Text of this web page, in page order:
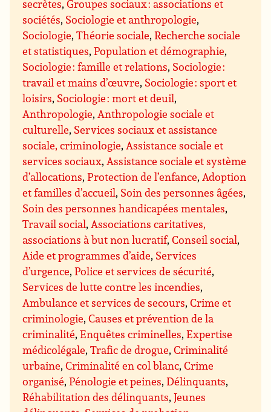
secrètes,Groupes sociaux : associations et
sociétés, Sociologie et anthropologie,
Sociologie,Théorie sociale,Recherche sociale
et statistiques,Population et démographie,
Sociologie : famille et relations, Sociologie :
travail et mains d’œuvre, Sociologie : sport et
loisirs, Sociologie : mort et deuil,
Anthropologie,Anthropologie sociale et
culturelle, Services sociaux et assistance
sociale, criminologie,Assistance sociale et
services sociaux,Assistance sociale et système
d’allocations,Protection de l’enfance,Adoption
et familles d’accueil, Soin des personnes âgées,
Soin des personnes handicapées mentales,
Travail social,Associations caritatives,
associations à but non lucratif,Conseil social,
Aide et programmes d’aide, Services
d’urgence,Police et services de sécurité,
Services de lutte contre les incendies,
Ambulance et services de secours,Crime et
criminologie,Causes et prévention de la
criminalité,Enquêtes criminelles,Expertise
médicolégale,Trafic de drogue,Criminalité
urbaine,Criminalité en col blanc,Crime
organisé,Pénologie et peines,Délinquants,
Réhabilitation des délinquants,Jeunes